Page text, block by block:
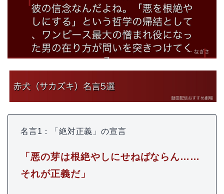
名言1：「絶対正義」の宣言
「悪の芽は根絶やしにせねばならん……
それが正義だ」